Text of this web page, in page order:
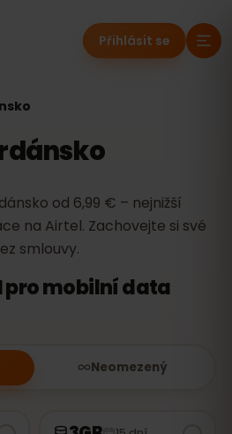
Přihlásit se
od 6,99 € – nejnižší
na Airtel. Zachovejte si své
smlouvy.
pro mobilní data
Neomezený